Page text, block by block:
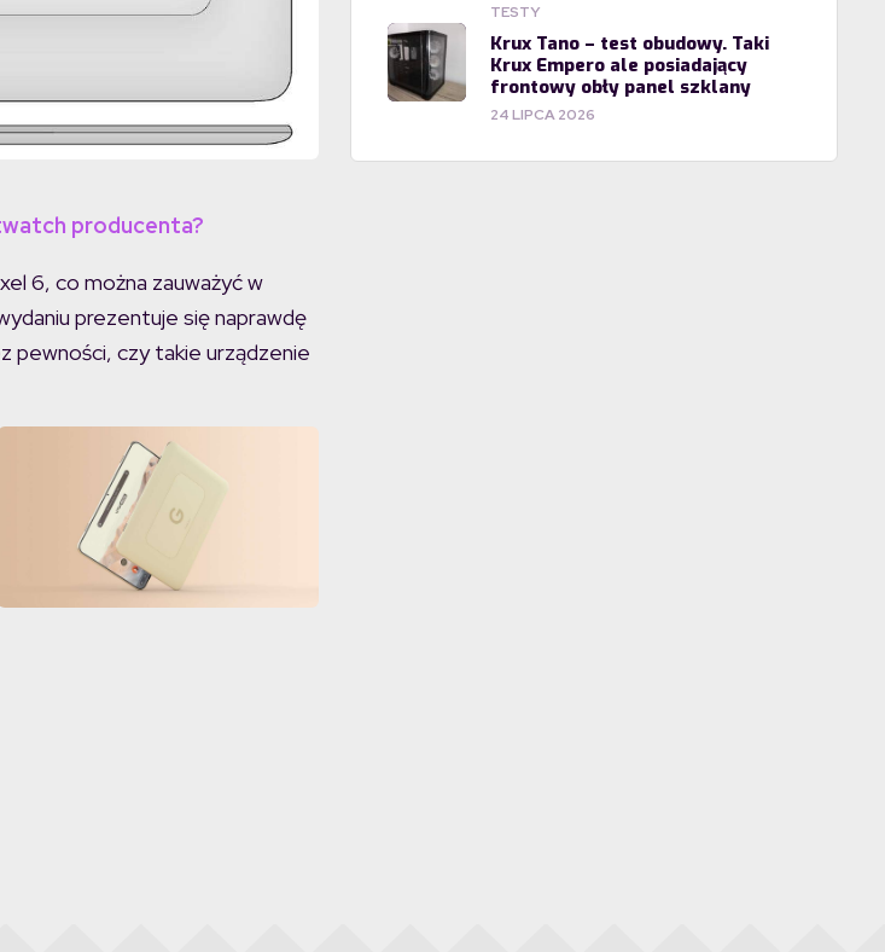
producenta?
6, co można zauważyć w
prezentuje się naprawdę
pewności, czy takie urządzenie
TESTY
Krux Tano – test obudowy. Taki
Krux Empero ale posiadający
frontowy obły panel szklany
24 LIPCA 2026